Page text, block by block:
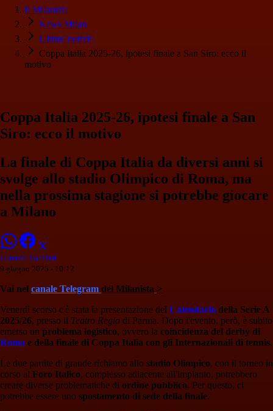
Il Milanista
News Milan
Ultime notizie
Coppa Italia 2025-26, ipotesi finale a San Siro: ecco il
motivo
Coppa Italia 2025-26, ipotesi finale a San
Siro: ecco il motivo
La finale di Coppa Italia da diversi anni si
svolge allo stadio Olimpico di Roma, ma
nella prossima stagione si potrebbe giocare
a Milano
Lorenzo Focolari
9 giugno 2025 - 10:12
Vai nel canale Telegram del Milanista >
Venerdì scorso c'è stata la presentazione del Calendario della Serie A
2025/26, presso il Teatro Regio di Parma. Dopo l'evento, però, è subito
emerso un problema logistico, ovvero la coincidenza del derby di
Roma e della finale di Coppa Italia con gli Internazionali di tennis.
Le due partite di grande richiamo allo stadio Olimpico, con il torneo in
corso al Foro Italico, complesso adiacente all'impianto, potrebbero
creare diverse problematiche di ordine pubblico. Per questo, ci
potrebbe essere uno spostamento di sede della finale.